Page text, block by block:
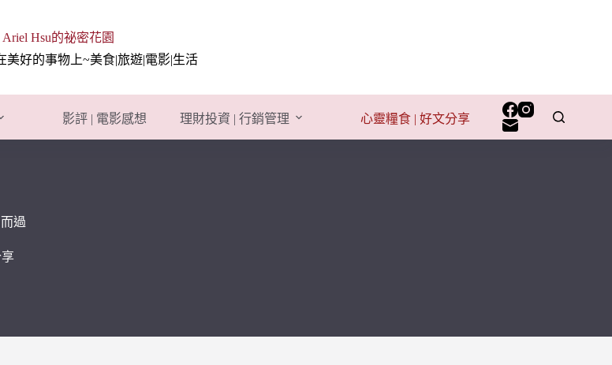
Ariel Hsu的祕密花園
美好的事物上~美食|旅遊|電影|生活
影評 | 電影感想 理財投資 | 行銷管理 心靈糧食 | 好文分享
過